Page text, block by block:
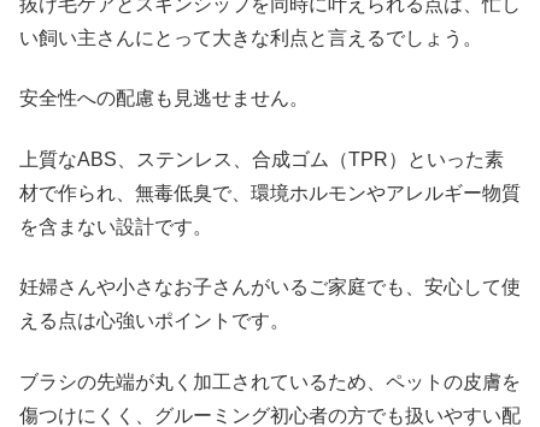
抜け毛ケアとスキンシップを同時に叶えられる点は、忙し
い飼い主さんにとって大きな利点と言えるでしょう。
安全性への配慮も見逃せません。
上質なABS、ステンレス、合成ゴム（TPR）といった素
材で作られ、無毒低臭で、環境ホルモンやアレルギー物質
を含まない設計です。
妊婦さんや小さなお子さんがいるご家庭でも、安心して使
える点は心強いポイントです。
ブラシの先端が丸く加工されているため、ペットの皮膚を
傷つけにくく、グルーミング初心者の方でも扱いやすい配